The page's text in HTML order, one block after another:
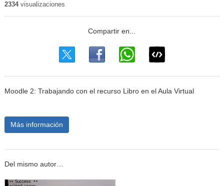
2334visualizaciones
Moodle 2: Trabajando con el recurso Libro en el Aula Virtual
Más información
Del mismo autor…